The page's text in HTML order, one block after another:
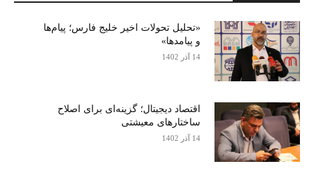
«تحلیل تحولات اخیر خلیج فارس؛ پیام‌ها
و پیامدها»
14 آذر 1402
اقتصاد دیجیتال؛ گزینه‌ای برای اصلاح
ساختارهای معیشتی
14 آذر 1402